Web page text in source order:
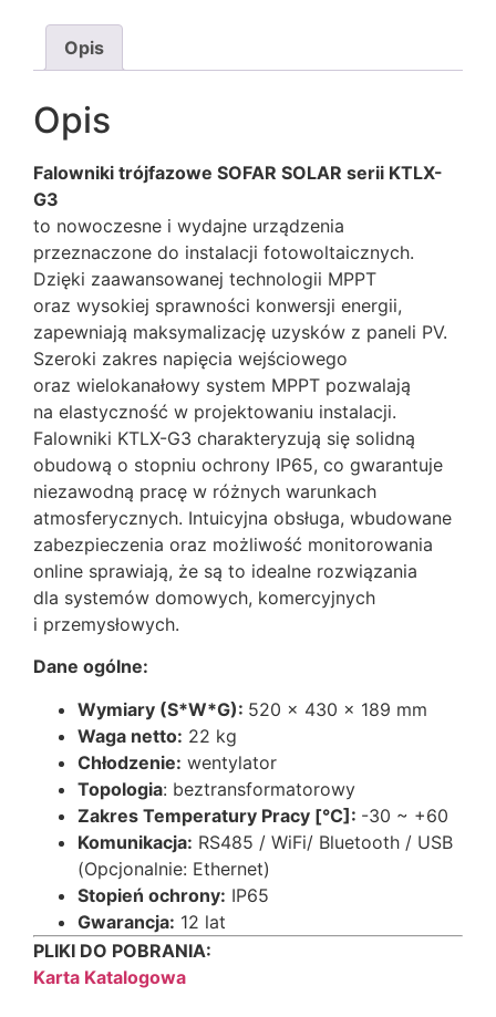
Opis
Opis
Falowniki trójfazowe SOFAR SOLAR serii KTLX-
G3
to nowoczesne i wydajne urządzenia
przeznaczone do instalacji fotowoltaicznych.
Dzięki zaawansowanej technologii MPPT
oraz wysokiej sprawności konwersji energii,
zapewniają maksymalizację uzysków z paneli PV.
Szeroki zakres napięcia wejściowego
oraz wielokanałowy system MPPT pozwalają
na elastyczność w projektowaniu instalacji.
Falowniki KTLX-G3 charakteryzują się solidną
obudową o stopniu ochrony IP65, co gwarantuje
niezawodną pracę w różnych warunkach
atmosferycznych. Intuicyjna obsługa, wbudowane
zabezpieczenia oraz możliwość monitorowania
online sprawiają, że są to idealne rozwiązania
dla systemów domowych, komercyjnych
i przemysłowych.
Dane ogólne:
Wymiary (S*W*G): 520 x 430 x 189 mm
Waga netto: 22 kg
Chłodzenie: wentylator
Topologia: beztransformatorowy
Zakres Temperatury Pracy [°C]: -30 ~ +60
Komunikacja: RS485 / WiFi/ Bluetooth / USB
(Opcjonalnie: Ethernet)
Stopień ochrony: IP65
Gwarancja: 12 lat
PLIKI DO POBRANIA:
Karta Katalogowa